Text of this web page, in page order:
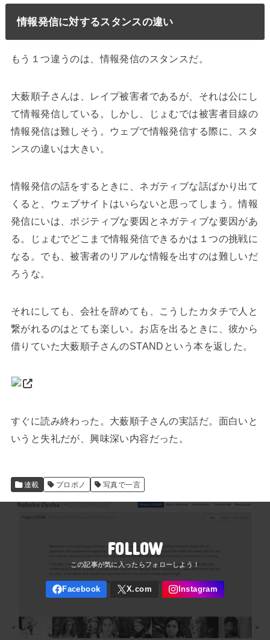
情報発信に対するスタンスの違い
もう１つ違うのは、情報発信のスタンスだ。
大薮順子さんは、レイプ被害者であるが、それは公にし
て情報発信している。しかし、じょむでは被害者目線の
情報発信は難しそう。ウェブで情報発信する際に、スタ
ンスの違いは大きい。
情報発信の話をするときに、ネガティブな話ばかり出て
くると、ウェブサイトはいらないと思ってしまう。情報
発信にいは、ポジティブな要因とネガティブな要因があ
る。じょむでどこまで情報発信できるかは１つの挑戦に
なる。でも、被害者のリアルな情報を出すのは難しいだ
ろうな。
それにしても、会社を辞めても、こうしたカタチで人と
繋がれるのはとても楽しい。お店を出るときに、彼から
借りていた大薮順子さんのSTANDという本を返した。
すぐに読み終わった。大薮順子さんの実話だ。面白いと
いうと失礼だが、興味深い内容だった。
連載 プロボノ 写真で一言
FOLLOW